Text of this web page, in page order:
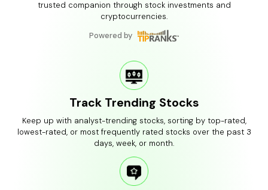
trusted companion through stock investments and
cryptocurrencies.
Powered by
Track Trending Stocks
Keep up with analyst-trending stocks, sorting by top-rated,
lowest-rated, or most frequently rated stocks over the past 3
days, week, or month.